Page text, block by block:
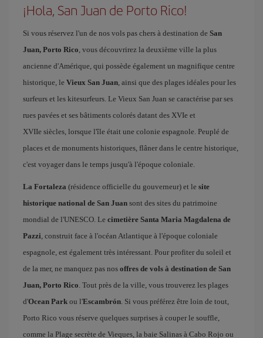
¡Hola, San Juan de Porto Rico!
Si vous réservez l'un de nos vols pas chers à destination de San
Juan, Porto Rico, vous découvrirez la deuxième ville la plus
ancienne d'Amérique, qui possède également un magnifique centre
historique, le Vieux San Juan, ainsi que des plages idéales pour les
surfeurs et les kitesurfeurs. Le Vieux San Juan se caractérise par ses
rues pavées et ses bâtiments colorés datant des XVIe et
XVIIe siècles, lorsque l'île était une colonie espagnole. Peuplé de
places et de monuments historiques, flâner dans le centre historique,
c'est voyager dans le temps jusqu'à l'époque coloniale.
La Fortaleza (résidence officielle du gouverneur) et le site
historique national de San Juan sont des sites du patrimoine
mondial de l'UNESCO. Le cimetière Santa Maria Magdalena de
Pazzi, construit face à l'océan Atlantique à l'époque coloniale
espagnole, est également très intéressant. Pour profiter du soleil et
de la mer, ne manquez pas nos offres de vols à destination de San
Juan, Porto Rico. Tout près de la ville, vous trouverez les plages
d'Ocean Park ou l'Escambrón. Si vous préférez être loin de tout,
Porto Rico vous réserve quelques surprises à couper le souffle,
comme la Plage secrète de Vieques, la baie Salinas à Cabo Rojo ou